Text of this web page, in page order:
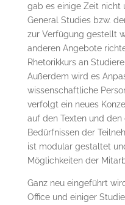
gab es einige Zeit nicht
General Studies bzw.
zur Verfügung gestellt
anderen Angebote
Rhetorikkurs an
Außerdem wird es
wissenschaftliche
verfolgt ein neues
auf den Texten und
Bedürfnissen der
ist modular gestaltet
Möglichkeiten der
Ganz neu eingeführt
Office und einiger